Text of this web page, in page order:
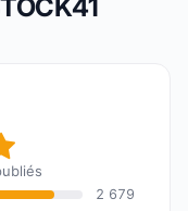
: 9,6 sur
2 679